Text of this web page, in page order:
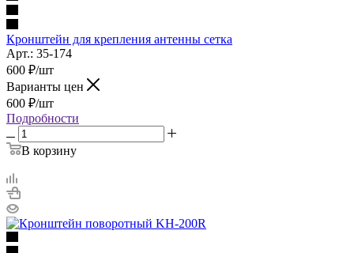
Кронштейн для крепления антенны сетка
Арт.: 35-174
600 ₽/шт
Варианты цен
600 ₽/шт
Подробности
В корзину